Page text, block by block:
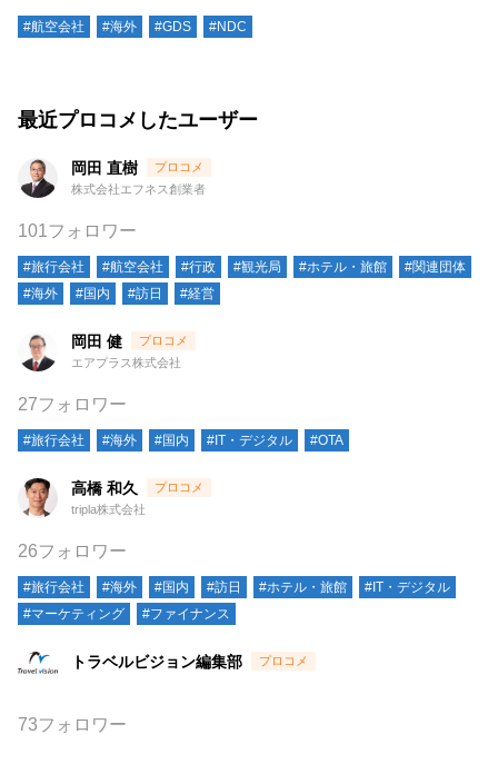
#航空会社 #海外 #GDS #NDC
最近プロコメしたユーザー
岡田 直樹
株式会社エフネス創業者
101フォロワー
#旅行会社 #航空会社 #行政 #観光局 #ホテル・旅館
#関連団体
#海外
#国内 #訪日 #経営
岡田 健
エアプラス株式会社
27フォロワー
#旅行会社 #海外 #国内 #IT・デジタル #OTA
高橋 和久
tripla株式会社
26フォロワー
#旅行会社 #海外 #国内 #訪日 #ホテル・旅館
#IT・デジタル
#マーケティング
#ファイナンス
トラベルビジョン編集部
73フォロワー